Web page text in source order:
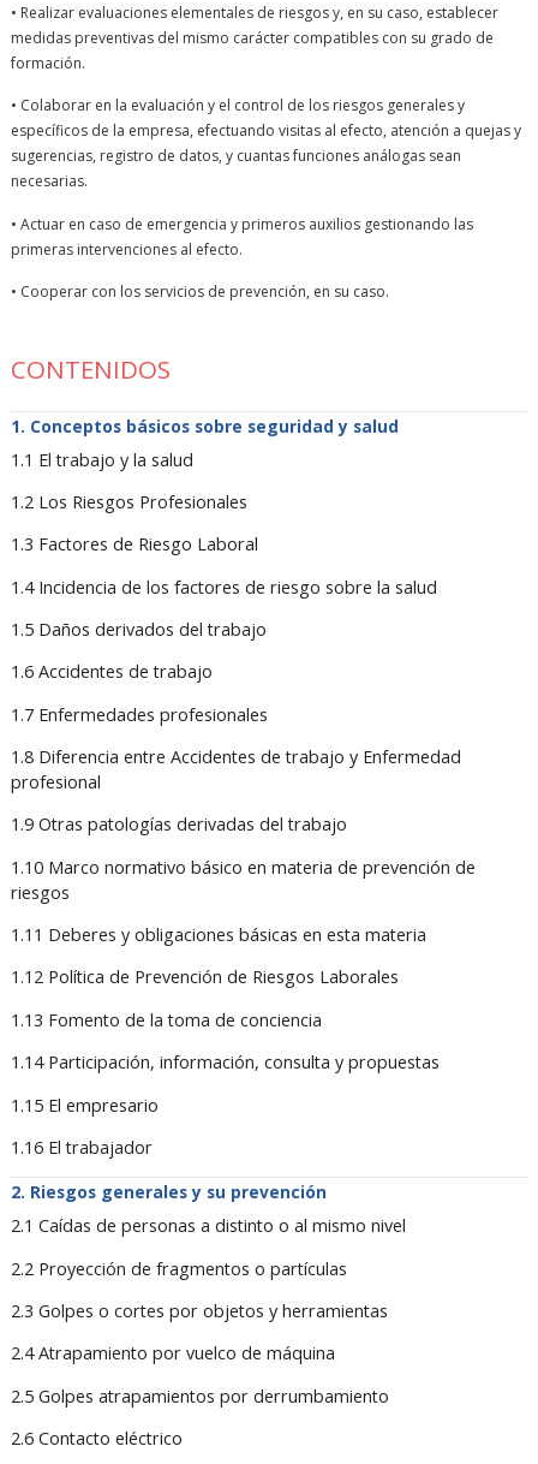
• Realizar evaluaciones elementales de riesgos y, en su caso, establecer
medidas preventivas del mismo carácter compatibles con su grado de
formación.
• Colaborar en la evaluación y el control de los riesgos generales y
específicos de la empresa, efectuando visitas al efecto, atención a quejas y
sugerencias, registro de datos, y cuantas funciones análogas sean
necesarias.
• Actuar en caso de emergencia y primeros auxilios gestionando las
primeras intervenciones al efecto.
• Cooperar con los servicios de prevención, en su caso.
CONTENIDOS
Conceptos básicos sobre seguridad y salud
1.1 El trabajo y la salud
1.2 Los Riesgos Profesionales
1.3 Factores de Riesgo Laboral
1.4 Incidencia de los factores de riesgo sobre la salud
1.5 Daños derivados del trabajo
1.6 Accidentes de trabajo
1.7 Enfermedades profesionales
1.8 Diferencia entre Accidentes de trabajo y Enfermedad
profesional
1.9 Otras patologías derivadas del trabajo
1.10 Marco normativo básico en materia de prevención de
riesgos
1.11 Deberes y obligaciones básicas en esta materia
1.12 Política de Prevención de Riesgos Laborales
1.13 Fomento de la toma de conciencia
1.14 Participación, información, consulta y propuestas
1.15 El empresario
1.16 El trabajador
Riesgos generales y su prevención
2.1 Caídas de personas a distinto o al mismo nivel
2.2 Proyección de fragmentos o partículas
2.3 Golpes o cortes por objetos y herramientas
2.4 Atrapamiento por vuelco de máquina
2.5 Golpes atrapamientos por derrumbamiento
2.6 Contacto eléctrico